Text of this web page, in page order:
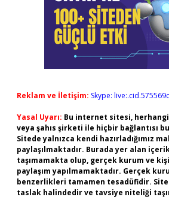
Reklam ve İletişim: Skype:
Yasal Uyarı: Bu internet sitesi,
veya şahıs şirketi ile hiçbir bağlantısı
Sitede yalnızca kendi hazırladığımız
paylaşılmaktadır. Burada yer alan
taşımamakta olup, gerçek kurum ve
paylaşım yapılmamaktadır. Gerçek
benzerlikleri tamamen tesadüfidir.
taslak halindedir ve tavsiye niteliği